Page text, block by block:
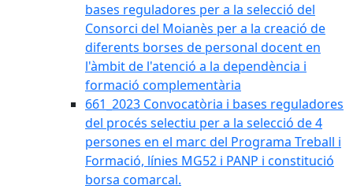
bases reguladores per a la selecció del
Consorci del Moianès per a la creació de
diferents borses de personal docent en
l'àmbit de l'atenció a la dependència i
formació complementària
661_2023 Convocatòria i bases reguladores
del procés selectiu per a la selecció de 4
persones en el marc del Programa Treball i
Formació, línies MG52 i PANP i constitució
borsa comarcal.